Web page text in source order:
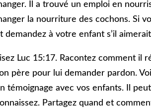
Il a trouvé un emploi en
la nourriture des cochons. Si
demandez à votre enfant s’il
Luc 15:17. Racontez comment
père pour lui demander pardon.
témoignage avec vos enfants. Il
Partagez quand et